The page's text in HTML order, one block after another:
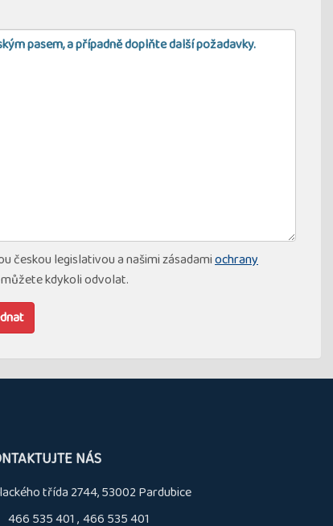
českou legislativou a našimi zásadamiochrany
kdykoli odvolat.
NÁS
třída 2744, 53002 Pardubice
466 535 401 466 535 401